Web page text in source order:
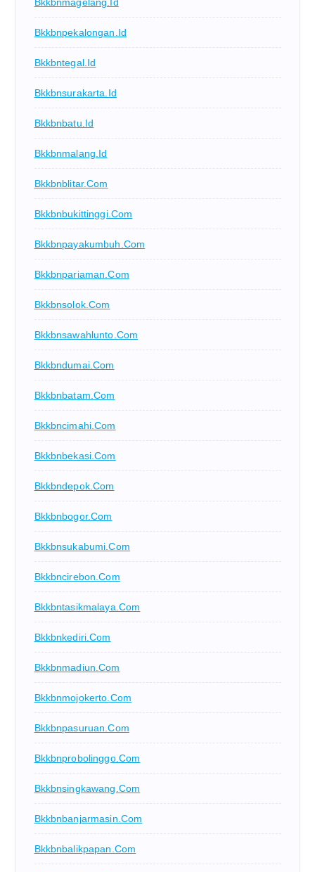
Bkkbnpekalongan.id
Bkkbntegal.id
Bkkbnsurakarta.id
Bkkbnbatu.id
Bkkbnmalang.id
Bkkbnblitar.com
Bkkbnbukittinggi.com
Bkkbnpayakumbuh.com
Bkkbnpariaman.com
Bkkbnsolok.com
Bkkbnsawahlunto.com
Bkkbndumai.com
Bkkbnbatam.com
Bkkbncimahi.com
Bkkbnbekasi.com
Bkkbndepok.com
Bkkbnbogor.com
Bkkbnsukabumi.com
Bkkbncirebon.com
Bkkbntasikmalaya.com
Bkkbnkediri.com
Bkkbnmadiun.com
Bkkbnmojokerto.com
Bkkbnpasuruan.com
Bkkbnprobolinggo.com
Bkkbnsingkawang.com
Bkkbnbanjarmasin.com
Bkkbnbalikpapan.com